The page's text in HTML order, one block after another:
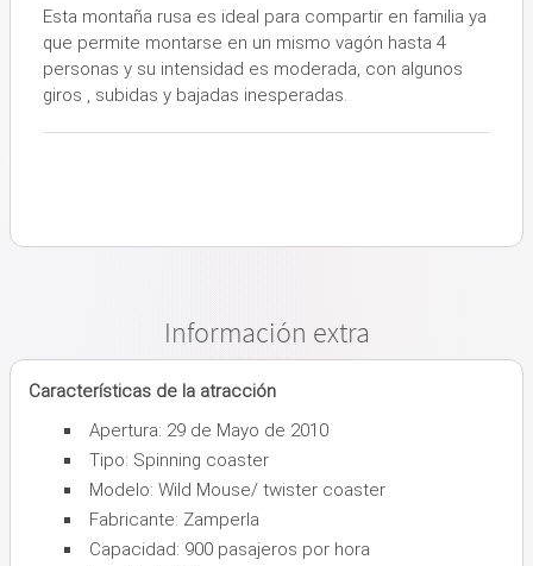
Esta montaña rusa es ideal para compartir en familia ya
que permite montarse en un mismo vagón hasta 4
personas y su intensidad es moderada, con algunos
giros , subidas y bajadas inesperadas.
Información extra
Características de la atracción
Apertura: 29 de Mayo de 2010
Tipo: Spinning coaster
Modelo: Wild Mouse/ twister coaster
Fabricante: Zamperla
Capacidad: 900 pasajeros por hora